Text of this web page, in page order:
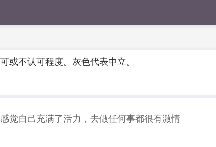
或不认可程度。灰色代表中立。
觉自己充满了活力，去做任何事都很有激情